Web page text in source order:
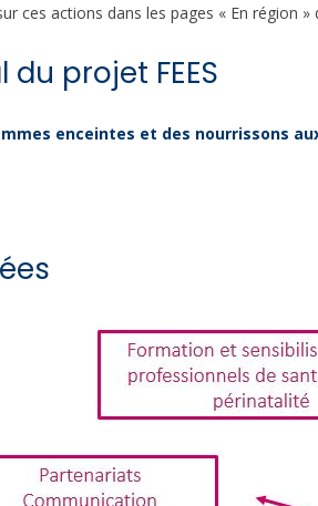
ces actions dans les pages « En région
projet FEES
enceintes et des nourrissons